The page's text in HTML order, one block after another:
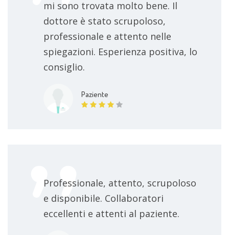
mi sono trovata molto bene. Il
dottore è stato scrupoloso,
professionale e attento nelle
spiegazioni. Esperienza positiva, lo
consiglio.
Paziente
Professionale, attento, scrupoloso
e disponibile. Collaboratori
eccellenti e attenti al paziente.